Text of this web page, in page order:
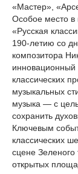
«Мастер»,
Особое место в
«Русская
190-летию со
композитора
инновационный
классических
музыкальных
музыка — с
сохранить
Ключевым
классических
сцене
открытых